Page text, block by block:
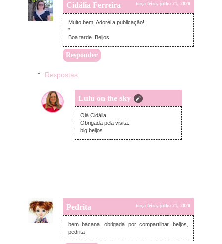
Cidália Ferreira terça-feira, julho 21, 2020
Muito bem. Adorei a publicação!
*
Boa tarde. Beijos
Responder
Respostas
Lulu on the sky
quarta-feira, julho 22, 2020
Olá Cidália,
Obrigada pela visita.
big beijos
Pedrita terça-feira, julho 21, 2020
bem bacana. obrigada por compartilhar. beijos,
pedrita